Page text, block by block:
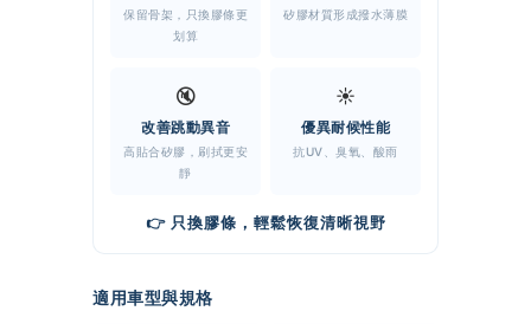
保留骨架，只換膠條更
划算
矽膠材質形成撥水薄膜
🔇
改善跳動異音
高貼合矽膠，刷拭更安
靜
☀️
優異耐候性能
抗UV、臭氧、酸雨
👉 只換膠條，輕鬆恢復清晰視野
適用車型與規格